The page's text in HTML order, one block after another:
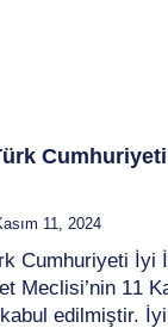
11, 2024
Cumhuriyeti İyi
Meclisi’nin 11
edilmiştir.